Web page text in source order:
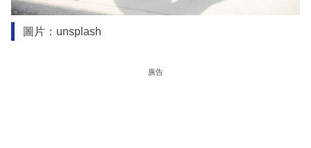
圖片：unsplash
廣告